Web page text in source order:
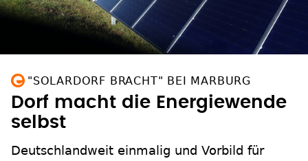
"SOLARDORF BRACHT" BEI MARBURG
Dorf macht die Energiewende
selbst
Deutschlandweit einmalig und Vorbild für